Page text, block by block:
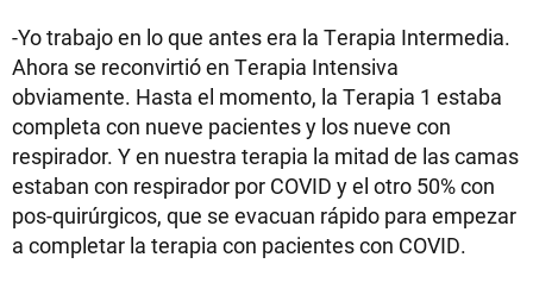
-Yo trabajo en lo que antes era la Terapia Intermedia.
Ahora se reconvirtió en Terapia Intensiva
obviamente. Hasta el momento, la Terapia 1 estaba
completa con nueve pacientes y los nueve con
respirador. Y en nuestra terapia la mitad de las camas
estaban con respirador por COVID y el otro 50% con
pos-quirúrgicos, que se evacuan rápido para empezar
a completar la terapia con pacientes con COVID.